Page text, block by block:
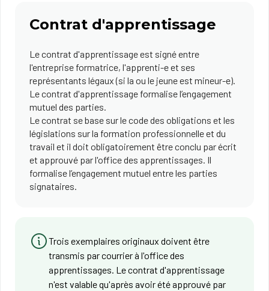
Contrat d'apprentissage
Le contrat d'apprentissage est signé entre
l'entreprise formatrice, l'apprenti-e et ses
représentants légaux (si la ou le jeune est mineur-e).
Le contrat d'apprentissage formalise l’engagement
mutuel des parties.
Le contrat se base sur le code des obligations et les
législations sur la formation professionnelle et du
travail et il doit obligatoirement être conclu par écrit
et approuvé par l'office des apprentissages. Il
formalise l’engagement mutuel entre les parties
signataires.
Trois exemplaires originaux doivent être
transmis par courrier à l'office des
apprentissages. Le contrat d'apprentissage
n'est valable qu'après avoir été approuvé par